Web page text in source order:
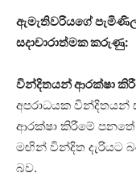
ඇමැතිවරියගේ
සදාචාරාත්මක කරුණු:
වින්දිතයන් ආරක්ෂා
අපරාධයක වින්දිතයන්
ආරක්ෂා කිරීමේ පනතේ
මඟින් වින්දිත දැරියට
බව.